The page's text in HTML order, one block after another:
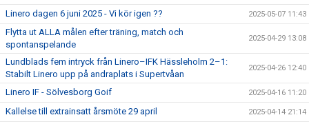
Linero dagen 6 juni 2025 - Vi kör igen ?? 2025-05-07 11:43
Flytta ut ALLA målen efter träning, match och
spontanspelande
2025-04-29 13:08
Lundblads fem intryck från Linero–IFK Hässleholm 2–1:
Stabilt Linero upp på andraplats i Supertvåan
2025-04-26 12:40
Linero IF - Sölvesborg Goif 2025-04-16 11:20
Kallelse till extrainsatt årsmöte 29 april 2025-04-14 21:14